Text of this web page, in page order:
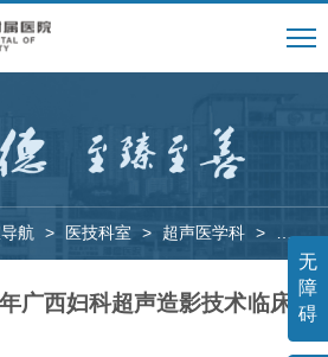
无
障
碍
航 > 医技科室 > 超声医学科 > 新闻
广西妇科超声造影技术临床应